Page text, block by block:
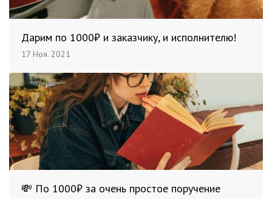
Дарим по 1000₽ и заказчику, и исполнителю!
17 Ноя. 2021
💸 По 1000₽ за очень простое поручение